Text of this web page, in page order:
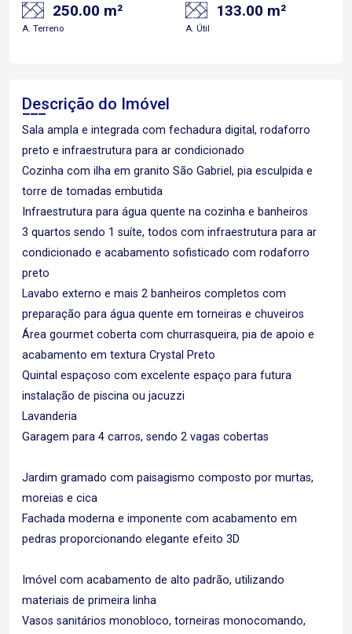
250.00 m²
A. Terreno
133.00 m²
A. Útil
Descrição do Imóvel
Sala ampla e integrada com fechadura digital, rodaforro
preto e infraestrutura para ar condicionado
Cozinha com ilha em granito São Gabriel, pia esculpida e
torre de tomadas embutida
Infraestrutura para água quente na cozinha e banheiros
3 quartos sendo 1 suíte, todos com infraestrutura para ar
condicionado e acabamento sofisticado com rodaforro
preto
Lavabo externo e mais 2 banheiros completos com
preparação para água quente em torneiras e chuveiros
Área gourmet coberta com churrasqueira, pia de apoio e
acabamento em textura Crystal Preto
Quintal espaçoso com excelente espaço para futura
instalação de piscina ou jacuzzi
Lavanderia
Garagem para 4 carros, sendo 2 vagas cobertas
Jardim gramado com paisagismo composto por murtas,
moreias e cica
Fachada moderna e imponente com acabamento em
pedras proporcionando elegante efeito 3D
Imóvel com acabamento de alto padrão, utilizando
materiais de primeira linha
Vasos sanitários monobloco, torneiras monocomando,